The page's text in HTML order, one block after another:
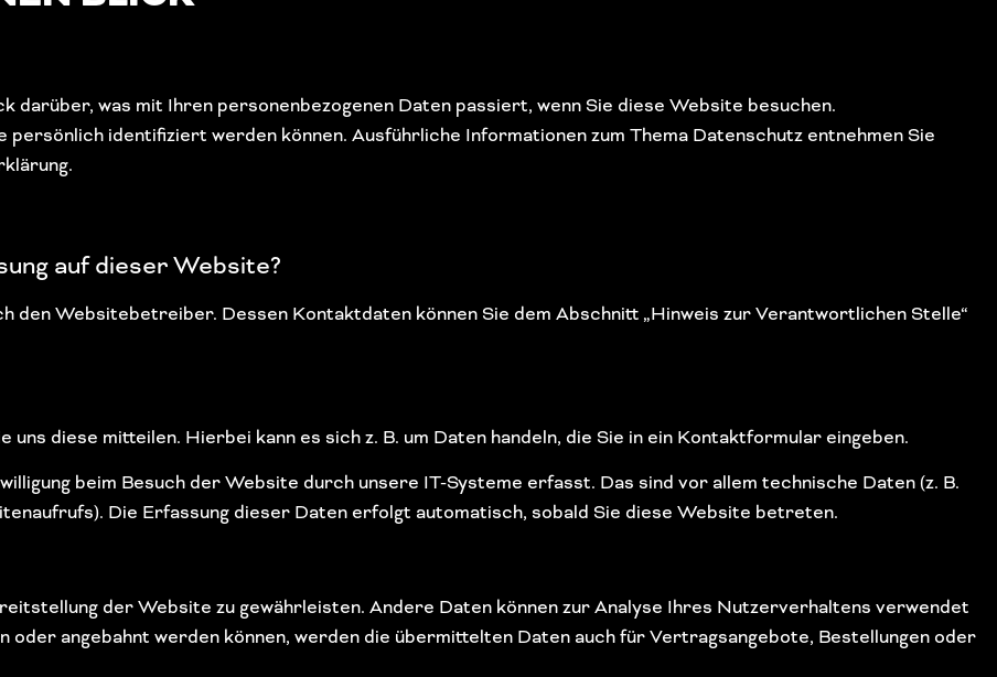
darüber, was mit Ihren personenbezogenen Daten passiert, wenn Sie diese Website besuchen.
persönlich identifiziert werden können. Ausführliche Informationen zum Thema Datenschutz entnehmen Sie
auf dieser Website?
Websitebetreiber. Dessen Kontaktdaten können Sie dem Abschnitt „Hinweis zur Verantwortlichen Stelle“
diese mitteilen. Hierbei kann es sich z. B. um Daten handeln, die Sie in ein Kontaktformular eingeben.
beim Besuch der Website durch unsere IT-Systeme erfasst. Das sind vor allem technische Daten (z. B.
Die Erfassung dieser Daten erfolgt automatisch, sobald Sie diese Website betreten.
der Website zu gewährleisten. Andere Daten können zur Analyse Ihres Nutzerverhaltens verwendet
angebahnt werden können, werden die übermittelten Daten auch für Vertragsangebote, Bestellungen oder